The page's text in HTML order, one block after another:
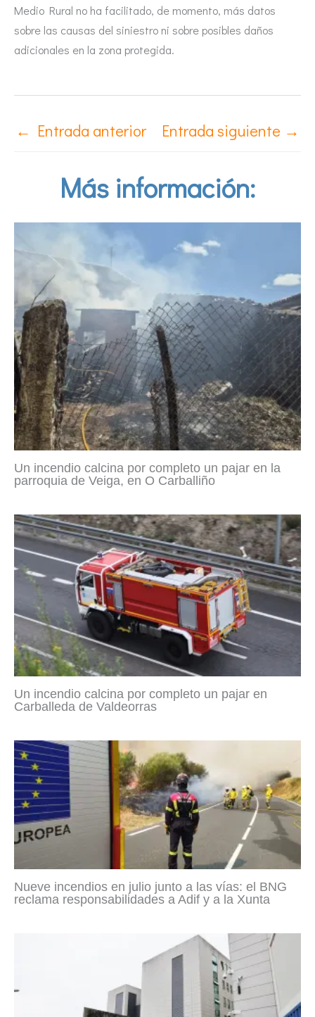
Medio Rural no ha facilitado, de momento, más datos
sobre las causas del siniestro ni sobre posibles daños
adicionales en la zona protegida.
← Entrada anterior Entrada siguiente →
Más información:
Un incendio calcina por completo un pajar en la
parroquia de Veiga, en O Carballiño
Un incendio calcina por completo un pajar en
Carballeda de Valdeorras
Nueve incendios en julio junto a las vías: el BNG
reclama responsabilidades a Adif y a la Xunta